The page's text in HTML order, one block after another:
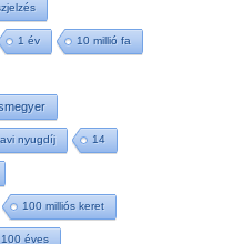
1 év 10 millió fa
nyugdíj 14
100 milliós keret
100 éves